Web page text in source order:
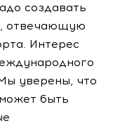
создавать
отвечающую
Интерес
уверены, что
быть